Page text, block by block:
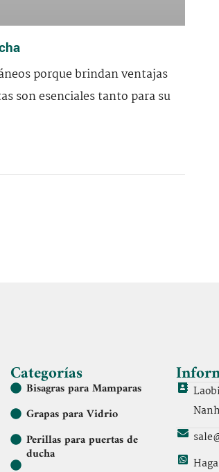
porque brindan ventajas
son esenciales tanto para su
Categorías
Bisagras para Mamparas
Grapas para Vidrio
Perillas para puertas de
ducha